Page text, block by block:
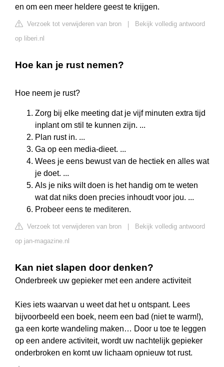
en om een meer heldere geest te krijgen.
Verzoek tot verwijderen van bron
Bekijk volledig antwoord
op liberi.nl
Hoe kan je rust nemen?
Hoe neem je rust?
Zorg bij elke meeting dat je vijf minuten extra tijd
inplant om stil te kunnen zijn. ...
Plan rust in. ...
Ga op een media-dieet. ...
Wees je eens bewust van de hectiek en alles wat
je doet. ...
Als je niks wilt doen is het handig om te weten
wat dat niks doen precies inhoudt voor jou. ...
Probeer eens te mediteren.
Verzoek tot verwijderen van bron
Bekijk volledig antwoord
op jan-magazine.nl
Kan niet slapen door denken?
Onderbreek uw gepieker met een andere activiteit
Kies iets waarvan u weet dat het u ontspant. Lees
bijvoorbeeld een boek, neem een bad (niet te warm!),
ga een korte wandeling maken… Door u toe te leggen
op een andere activiteit, wordt uw nachtelijk gepieker
onderbroken en komt uw lichaam opnieuw tot rust.